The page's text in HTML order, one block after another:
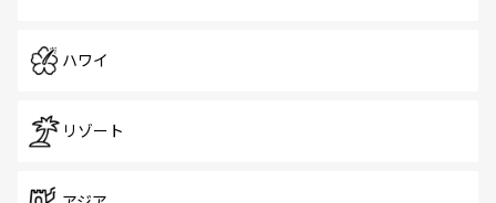
ハワイ
リゾート